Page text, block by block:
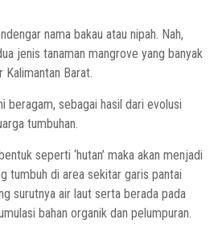
nama bakau atau nipah. Nah,
jenis tanaman mangrove yang banyak
Barat.
beragam, sebagai hasil dari evolusi
tumbuhan.
seperti ‘hutan’ maka akan menjadi
tumbuh di area sekitar garis pantai
surutnya air laut serta berada pada
bahan organik dan pelumpuran.